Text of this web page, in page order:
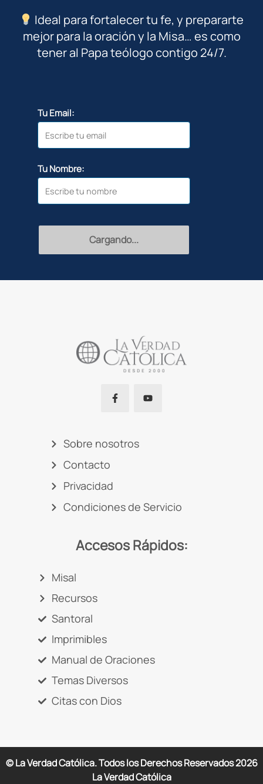
Ideal para fortalecer tu fe, y prepararte
mejor para la oración y la Misa… es como
tener al Papa teólogo contigo 24/7.
Tu Email:
Tu Nombre:
Cargando...
Sobre nosotros
Contacto
Privacidad
Condiciones de Servicio
Accesos Rápidos:
Misal
Recursos
Santoral
Imprimibles
Manual de Oraciones
Temas Diversos
Citas con Dios
© La Verdad Católica. Todos los Derechos Reservados2026
La Verdad Católica